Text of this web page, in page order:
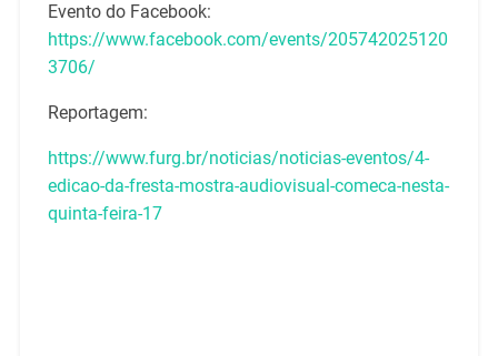
Evento do Facebook:
https://www.facebook.com/events/205742025120
3706/
Reportagem:
https://www.furg.br/noticias/noticias-eventos/4-
edicao-da-fresta-mostra-audiovisual-comeca-nesta-
quinta-feira-17